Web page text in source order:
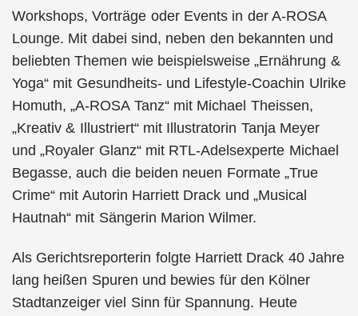
Workshops, Vorträge oder Events in der A-ROSA
Lounge. Mit dabei sind, neben den bekannten und
beliebten Themen wie beispielsweise „Ernährung &
Yoga“ mit Gesundheits- und Lifestyle-Coachin Ulrike
Homuth, „A-ROSA Tanz“ mit Michael Theissen,
„Kreativ & Illustriert“ mit Illustratorin Tanja Meyer
und „Royaler Glanz“ mit RTL-Adelsexperte Michael
Begasse, auch die beiden neuen Formate „True
Crime“ mit Autorin Harriett Drack und „Musical
Hautnah“ mit Sängerin Marion Wilmer.
Als Gerichtsreporterin folgte Harriett Drack 40 Jahre
lang heißen Spuren und bewies für den Kölner
Stadtanzeiger viel Sinn für Spannung. Heute